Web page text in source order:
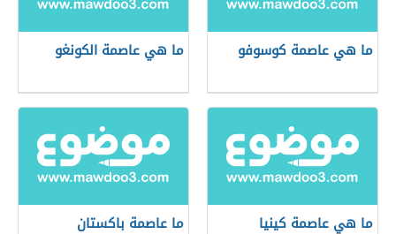
ما هي عاصمة كوسوفو ما هي عاصمة الكونغو
ما هي عاصمة كينيا ما عاصمة باكستان